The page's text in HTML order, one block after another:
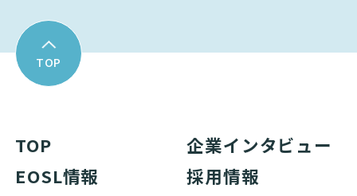
TOP
TOP
企業インタビュー
EOSL情報
採用情報